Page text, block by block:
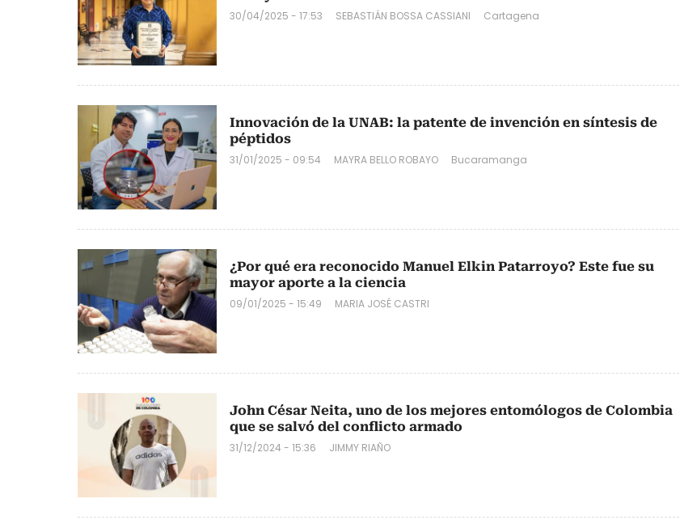
30/04/2025 - 17:53 SEBASTIÁN BOSSA CASSIANI Cartagena
Innovación de la UNAB: la patente de invención en síntesis de
péptidos
31/01/2025 - 09:54 MAYRA BELLO ROBAYO Bucaramanga
¿Por qué era reconocido Manuel Elkin Patarroyo? Este fue su
mayor aporte a la ciencia
09/01/2025 - 15:49 MARIA JOSÉ CASTRI
John César Neita, uno de los mejores entomólogos de Colombia
que se salvó del conflicto armado
31/12/2024 - 15:36 JIMMY RIAÑO